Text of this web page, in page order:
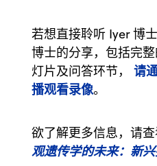
若想直接聆听 Iyer 博
博士的分享，包括完
灯片及问答环节， 请
播观看录像。
欲了解更多信息，请查
观遗传学的未来：新